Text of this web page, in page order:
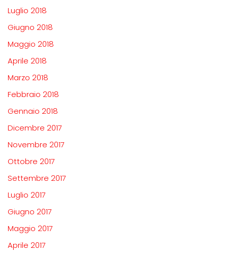
Luglio 2018
Giugno 2018
Maggio 2018
Aprile 2018
Marzo 2018
Febbraio 2018
Gennaio 2018
Dicembre 2017
Novembre 2017
Ottobre 2017
Settembre 2017
Luglio 2017
Giugno 2017
Maggio 2017
Aprile 2017